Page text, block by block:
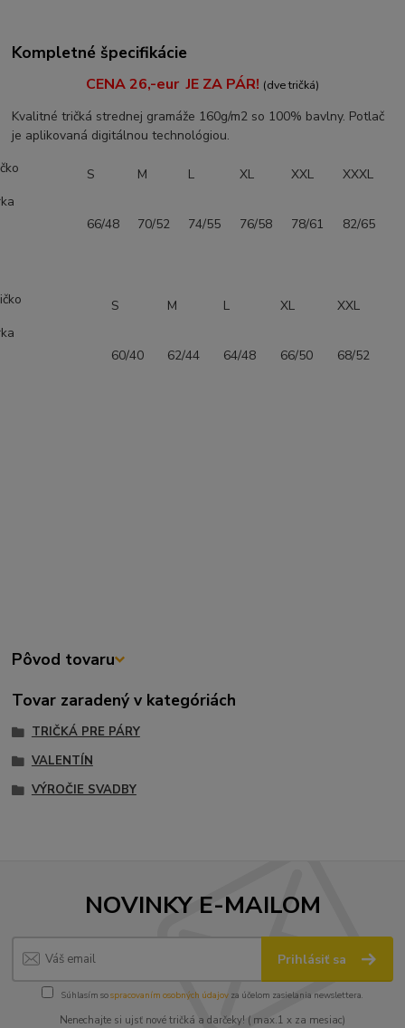
Kompletné špecifikácie
CENA 26,-eur JE ZA PÁR! (dve tričká)
Kvalitné tričká strednej gramáže 160g/m2 so 100% bavlny. Potlač
je aplikovaná digitálnou technológiou.
S M L XL XXL
XXXL
66/48
70/52 74/55 76/58 78/61 82/65
S M L XL
XXL
60/40
62/44 64/48 66/50 68/52
Pôvod tovaru
Tovar zaradený v kategóriách
TRIČKÁ PRE PÁRY
VALENTÍN
VÝROČIE SVADBY
NOVINKY E-MAILOM
Prihlásiť sa
Súhlasím sospracovaním osobných údajov za účelom zasielania newslettera.
Nenechajte si ujsť nové tričká a darčeky! ( max.1 x za mesiac)